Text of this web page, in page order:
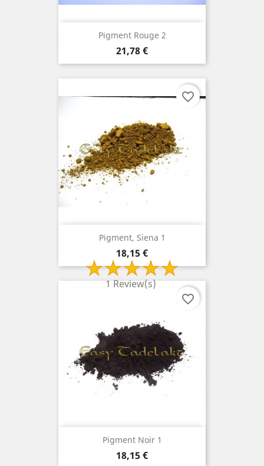
Pigment Rouge 2
Prix
21,78 €
Pigment, Siena 1
Prix
18,15 €
1 Review(s)
favorite_border
Pigment Noir 1
Prix
18,15 €
favorite_border